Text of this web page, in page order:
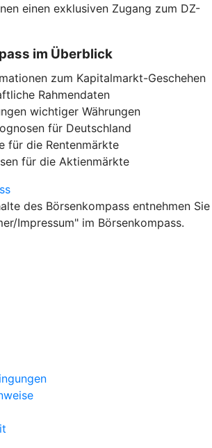
einen exklusiven Zugang zum DZ-
im Überblick
zum Kapitalmarkt-Geschehen
Rahmendaten
wichtiger Währungen
für Deutschland
für die Rentenmärkte
für die Aktienmärkte
des Börsenkompass entnehmen Sie
Impressum" im Börsenkompass.